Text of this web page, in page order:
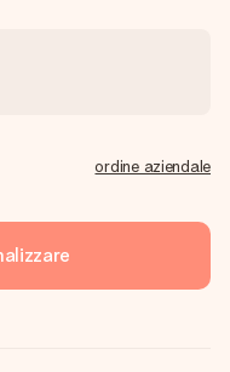
ordine aziendale